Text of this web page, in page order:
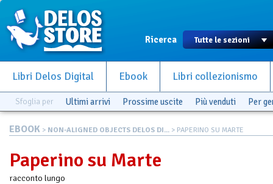
Ricerca
Libri Delos Digital Ebook Libri collezionismo
Sfoglia per Ultimi arrivi Prossime uscite Più venduti Per
EBOOK > NON-ALIGNED OBJECTS DELOS DI... > PAPERINO SU MARTE
Paperino su Marte
racconto lungo